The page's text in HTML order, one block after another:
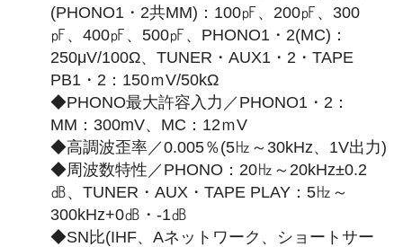
(PHONO1・2共MM)：100㎊、200㎊、300
㎊、400㎊、500㎊、PHONO1・2(MC)：
250μV/100Ω、TUNER・AUX1・2・TAPE
PB1・2：150ｍV/50kΩ
◆PHONO最大許容入力／PHONO1・2：
MM：300mV、MC：12ｍV
◆高調波歪率／0.005％(5㎐～30kHz、1V出力)
◆周波数特性／PHONO：20㎐～20kHz±0.2
㏈、TUNER・AUX・TAPE PLAY：5㎐～
300kHz+0㏈・-1㏈
◆SN比(IHF、Aネットワーク、ショートサー